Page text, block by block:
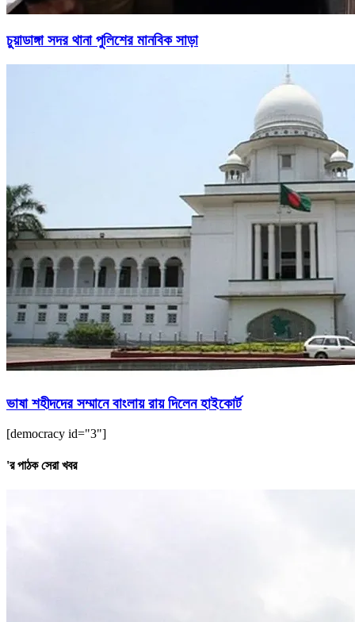
চুয়াডাঙ্গা সদর থানা পুলিশের মানবিক সাড়া
ভাষা শহীদদের সম্মানে বাংলায় রায় দিলেন হাইকোর্ট
[democracy id="3"]
'র পাঠক সেরা খবর